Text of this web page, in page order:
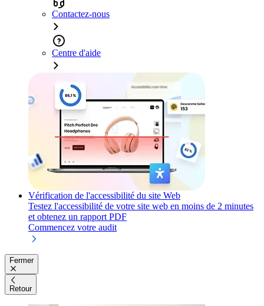
Contactez-nous
Centre d'aide
Vérification de l'accessibilité du site Web
Testez l'accessibilité de votre site web en moins de 2 minutes
et obtenez un rapport PDF
Commencez votre audit
Fermer
Retour